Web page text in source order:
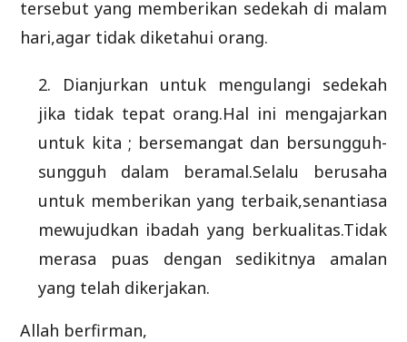
tersebut yang memberikan sedekah di malam
hari,agar tidak diketahui orang.
2. Dianjurkan untuk mengulangi sedekah
jika tidak tepat orang.Hal ini mengajarkan
untuk kita ; bersemangat dan bersungguh-
sungguh dalam beramal.Selalu berusaha
untuk memberikan yang terbaik,senantiasa
mewujudkan ibadah yang berkualitas.Tidak
merasa puas dengan sedikitnya amalan
yang telah dikerjakan.
Allah berfirman,